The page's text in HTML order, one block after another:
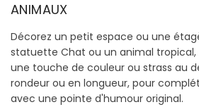
ANIMAUX
Décorez un petit espace ou une
statuette Chat ou un animal tropical,
une touche de couleur ou strass au
rondeur ou en longueur, pour
avec une pointe d'humour original.